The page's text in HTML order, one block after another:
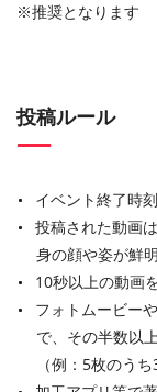
※推奨となります
投稿ルール
イベント終了時
投稿された動画
身の顔や姿が鮮
10秒以上の動画
フォトムービー
で、その半数以
（例：5枚のう